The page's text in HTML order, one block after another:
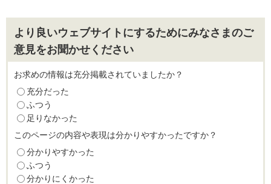
より良いウェブサイトにするためにみなさまのご
意見をお聞かせください
お求めの情報は充分掲載されていましたか？
充分だった
ふつう
足りなかった
このページの内容や表現は分かりやすかったですか？
分かりやすかった
ふつう
分かりにくかった